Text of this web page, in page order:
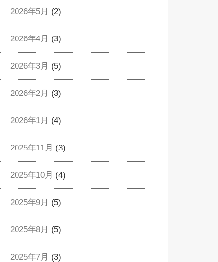
2026年5月 (2)
2026年4月 (3)
2026年3月 (5)
2026年2月 (3)
2026年1月 (4)
2025年11月 (3)
2025年10月 (4)
2025年9月 (5)
2025年8月 (5)
2025年7月 (3)